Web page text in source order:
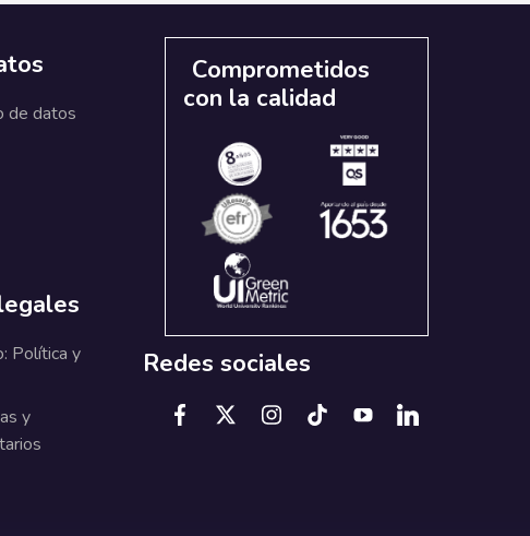
de datos
Política y
y
Comprometidos
con la calidad
Redes sociales